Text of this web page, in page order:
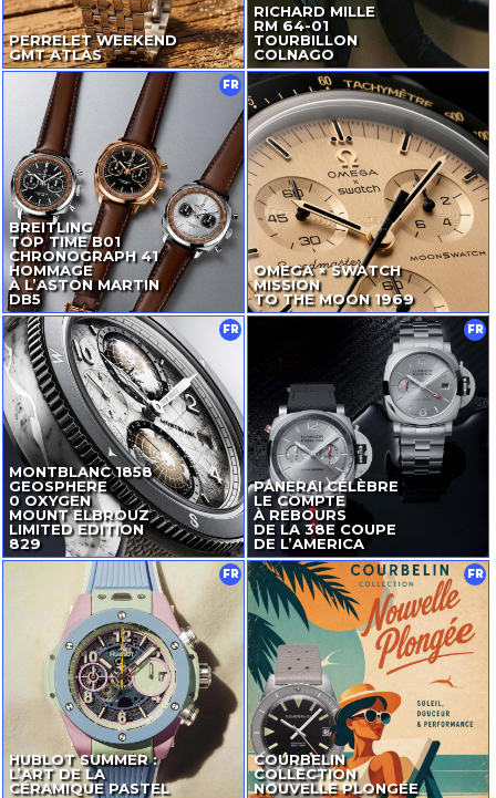
PERRELET WEEKEND
GMT ATLAS
RICHARD MILLE
RM 64-01
TOURBILLON
COLNAGO
BREITLING
TOP TIME B01
CHRONOGRAPH 41
HOMMAGE
À L’ASTON MARTIN
DB5
FR
OMEGA × SWATCH
MISSION
TO THE MOON 1969
MONTBLANC 1858
GEOSPHERE
0 OXYGEN
MOUNT ELBROUZ
LIMITED EDITION
829
FR
PANERAI CÉLÈBRE
LE COMPTE
À REBOURS
DE LA 38E COUPE
DE L’AMERICA
FR
HUBLOT SUMMER :
L’ART DE LA
CÉRAMIQUE PASTEL
FR
COURBELIN
COLLECTION
NOUVELLE PLONGÉE
FR